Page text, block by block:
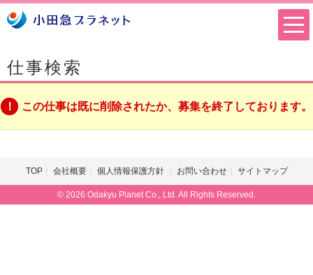
仕事検索
この仕事は既に削除されたか、募集を終了しております。
TOP 会社概要 個人情報保護方針 お問い合わせ サイトマップ
© 2026 Odakyu Planet Co., Ltd. All Rights Reserved.